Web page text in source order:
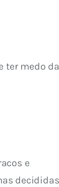
ter medo da
e